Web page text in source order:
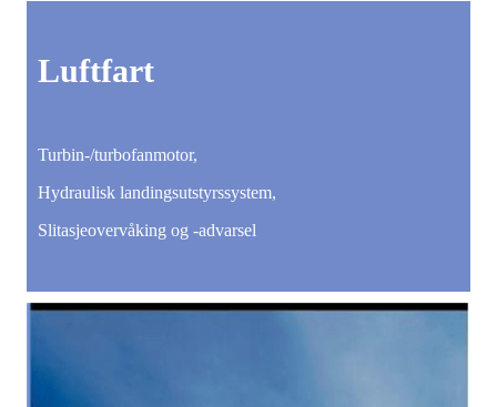
Luftfart
Turbin-/turbofanmotor,
Hydraulisk landingsutstyrssystem,
Slitasjeovervåking og -advarsel